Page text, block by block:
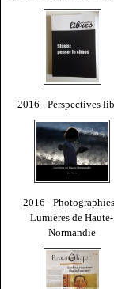
2016 - Perspectives
2016 -
Lumières de Haute-
Normandie